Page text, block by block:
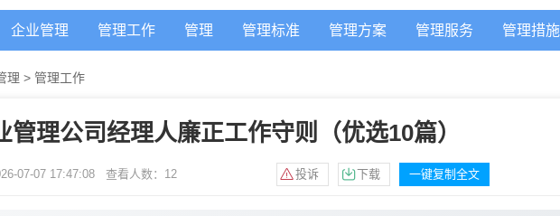
企业管理 管理工作 管理 管理标准 管理方案 管理服务 管理措施
理 > 管理工作
管理公司经理人廉正工作守则（优选10篇）
07-07 17:47:08 查看人数： 12 投诉 下载 一键复制全文